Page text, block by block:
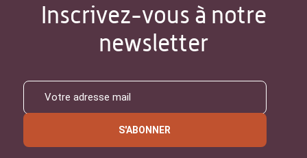
Inscrivez-vous à notre
newsletter
S'ABONNER